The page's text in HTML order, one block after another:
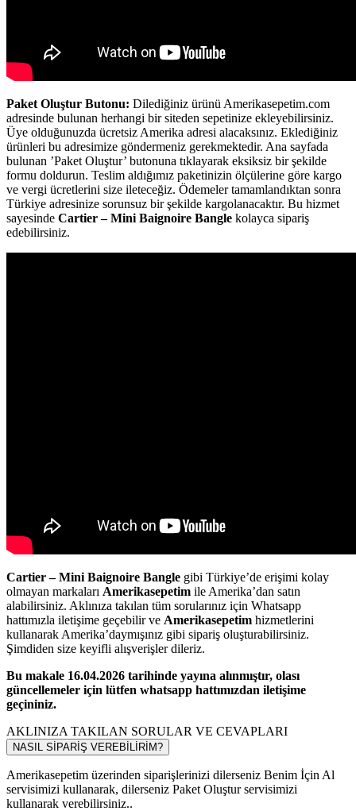
Paket Oluştur Butonu: Dilediğiniz ürünü Amerikasepetim.com
adresinde bulunan herhangi bir siteden sepetinize ekleyebilirsiniz.
Üye olduğunuzda ücretsiz Amerika adresi alacaksınız. Eklediğiniz
ürünleri bu adresimize göndermeniz gerekmektedir. Ana sayfada
bulunan ’Paket Oluştur’ butonuna tıklayarak eksiksiz bir şekilde
formu doldurun. Teslim aldığımız paketinizin ölçülerine göre kargo
ve vergi ücretlerini size ileteceğiz. Ödemeler tamamlandıktan sonra
Türkiye adresinize sorunsuz bir şekilde kargolanacaktır. Bu hizmet
sayesinde Cartier – Mini Baignoire Bangle kolayca sipariş
edebilirsiniz.
Cartier – Mini Baignoire Bangle gibi Türkiye’de erişimi kolay
olmayan markaları Amerikasepetim ile Amerika’dan satın
alabilirsiniz. Aklınıza takılan tüm sorularınız için Whatsapp
hattımızla iletişime geçebilir ve Amerikasepetim hizmetlerini
kullanarak Amerika’daymışınız gibi sipariş oluşturabilirsiniz.
Şimdiden size keyifli alışverişler dileriz.
Bu makale 16.04.2026 tarihinde yayına alınmıştır, olası
güncellemeler için lütfen whatsapp hattımızdan iletişime
geçininiz.
AKLINIZA TAKILAN SORULAR VE CEVAPLARI
NASIL SİPARİŞ VEREBİLİRİM?
Amerikasepetim üzerinden siparişlerinizi dilerseniz Benim İçin Al
servisimizi kullanarak, dilerseniz Paket Oluştur servisimizi
kullanarak verebilirsiniz..